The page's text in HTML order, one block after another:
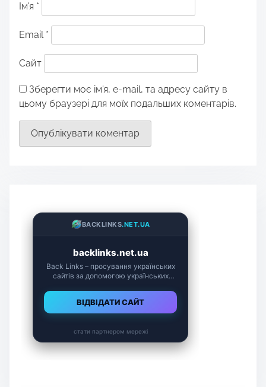
Ім'я *
Email *
Сайт
Зберегти моє ім'я, e-mail, та адресу сайту в
цьому браузері для моїх подальших коментарів.